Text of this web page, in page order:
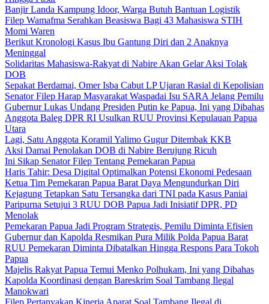
Banjir Landa Kampung Idoor, Warga Butuh Bantuan Logistik
Filep Wamafma Serahkan Beasiswa Bagi 43 Mahasiswa STIH
Momi Waren
Berikut Kronologi Kasus Ibu Gantung Diri dan 2 Anaknya
Meninggal
Solidaritas Mahasiswa-Rakyat di Nabire Akan Gelar Aksi Tolak
DOB
Sepakat Berdamai, Omer Isba Cabut LP Ujaran Rasial di Kepolisian
Senator Filep Harap Masyarakat Waspadai Isu SARA Jelang Pemilu
Gubernur Lukas Undang Presiden Putin ke Papua, Ini yang Dibahas
Anggota Baleg DPR RI Usulkan RUU Provinsi Kepulauan Papua
Utara
Lagi, Satu Anggota Koramil Yalimo Gugur Ditembak KKB
Aksi Damai Penolakan DOB di Nabire Berujung Ricuh
Ini Sikap Senator Filep Tentang Pemekaran Papua
Haris Tahir: Desa Digital Optimalkan Potensi Ekonomi Pedesaan
Ketua Tim Pemekaran Papua Barat Daya Mengundurkan Diri
Kejagung Tetapkan Satu Tersangka dari TNI pada Kasus Paniai
Paripurna Setujui 3 RUU DOB Papua Jadi Inisiatif DPR, PD
Menolak
Pemekaran Papua Jadi Program Strategis, Pemilu Diminta Efisien
Gubernur dan Kapolda Resmikan Pura Milik Polda Papua Barat
RUU Pemekaran Diminta Dibatalkan Hingga Respons Para Tokoh
Papua
Majelis Rakyat Papua Temui Menko Polhukam, Ini yang Dibahas
Kapolda Koordinasi dengan Bareskrim Soal Tambang Ilegal
Manokwari
Filep Pertanyakan Kinerja Aparat Soal Tambang Ilegal di